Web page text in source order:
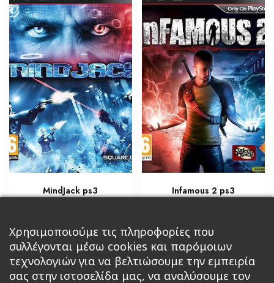
MindJack ps3
Προσθήκη στο καλάθι
Infamous 2 ps3
Διαβάστε περισσότερα
Χρησιμοποιούμε τις πληροφορίες που
συλλέγονται μέσω cookies και παρόμοιων
τεχνολογιών για να βελτιώσουμε την εμπειρία
σας στην ιστοσελίδα μας, να αναλύσουμε τον